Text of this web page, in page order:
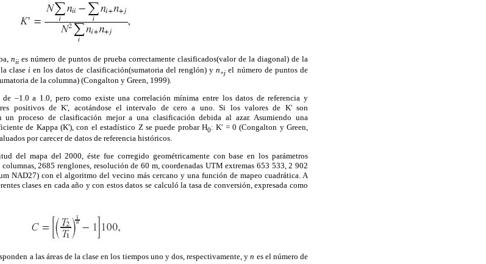
nii es número de puntos de prueba correctamente clasificados(valor de la diagonal) de la
clase ien los datos de clasificación(sumatoria del renglón) yn+j el número de puntos de
de la columna) (Congalton y Green, 1999).
–1.0 a 1.0, pero como existe una correlación mínima entre los datos de referencia y
positivos de K', acotándose el intervalo de cero a uno. Si los valores de K' son
un proceso de clasificación mejor a una clasificación debida al azar. Asumiendo una
de Kappa (K'), con el estadístico Z se puede probar H0: K' = 0 (Congalton y Green,
por carecer de datos de referencia históricos.
del mapa del 2000, éste fue corregido geométricamente con base en los parámetros
2685 renglones, resolución de 60 m, coordenadas UTM extremas 653 533, 2 902
NAD27) con el algoritmo del vecino más cercano y una función de mapeo cuadrática. A
clases en cada año y con estos datos se calculó la tasa de conversión, expresada como
a las áreas de la clase en los tiempos uno y dos, respectivamente, yn es el número de